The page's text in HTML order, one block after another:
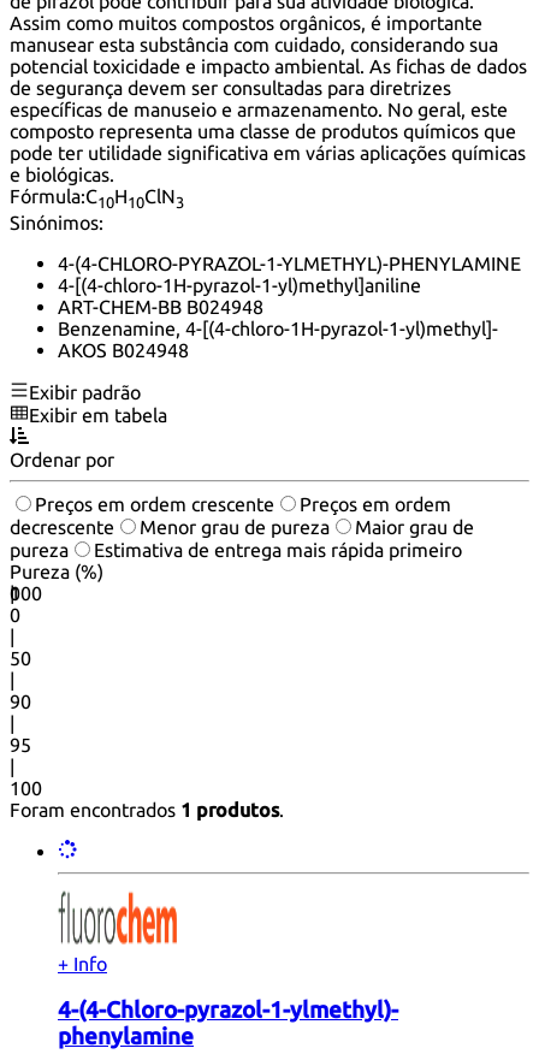
Assim como muitos compostos orgânicos, é importante
manusear esta substância com cuidado, considerando sua
potencial toxicidade e impacto ambiental. As fichas de dados
de segurança devem ser consultadas para diretrizes
específicas de manuseio e armazenamento. No geral, este
composto representa uma classe de produtos químicos que
pode ter utilidade significativa em várias aplicações químicas
e biológicas.
Fórmula:C10H10ClN3
Sinónimos:
4-(4-CHLORO-PYRAZOL-1-YLMETHYL)-PHENYLAMINE
4-[(4-chloro-1H-pyrazol-1-yl)methyl]aniline
ART-CHEM-BB B024948
Benzenamine, 4-[(4-chloro-1H-pyrazol-1-yl)methyl]-
AKOS B024948
Exibir padrão
Exibir em tabela
Ordenar por
Preços em ordem crescente
Preços em ordem
decrescente
Menor grau de pureza
Maior grau de
pureza
Estimativa de entrega mais rápida primeiro
Pureza (%)
0
100
|
0
|
50
|
90
|
95
|
100
Foram encontrados 1 produtos.
+ Info
4-(4-Chloro-pyrazol-1-ylmethyl)-
phenylamine